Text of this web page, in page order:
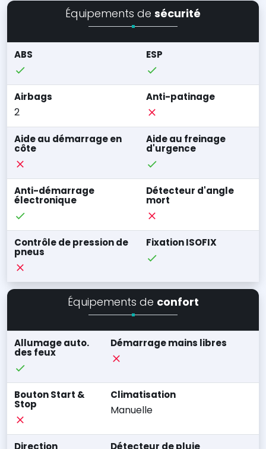
Équipements de sécurité
ABS ESP
Airbags
2
Anti-patinage
Aide au démarrage en
côte
Aide au freinage
d'urgence
Anti-démarrage
électronique
Détecteur d'angle
mort
Contrôle de pression de
pneus
Fixation ISOFIX
Équipements de confort
Allumage auto.
des feux
Démarrage mains libres
Bouton Start &
Stop
Climatisation
Manuelle
Direction Détecteur de pluie